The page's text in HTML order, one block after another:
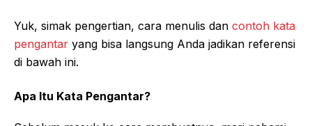
Yuk, simak pengertian, cara menulis dan contoh kata
pengantar yang bisa langsung Anda jadikan referensi
di bawah ini.
Apa Itu Kata Pengantar?